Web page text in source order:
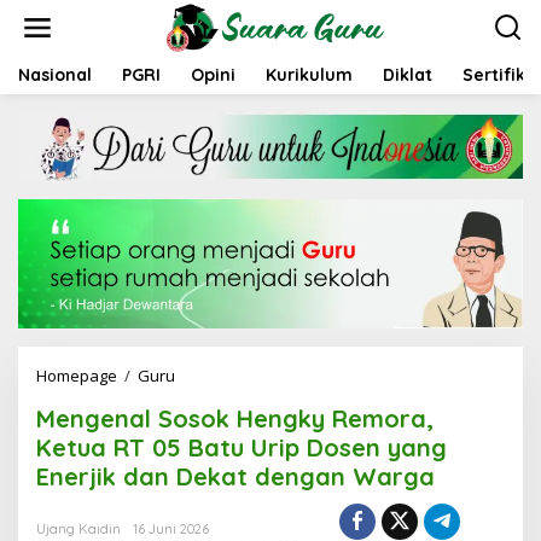
t
Nasional PGRI Opini Kurikulum Diklat
Homepage / Guru
n
g
e
n
Mengenal Sosok Hengky Remora,
Ketua RT 05 Batu Urip Dosen yang
Enerjik dan Dekat dengan Warga
Ujang Kaidin
16 Juni 2026